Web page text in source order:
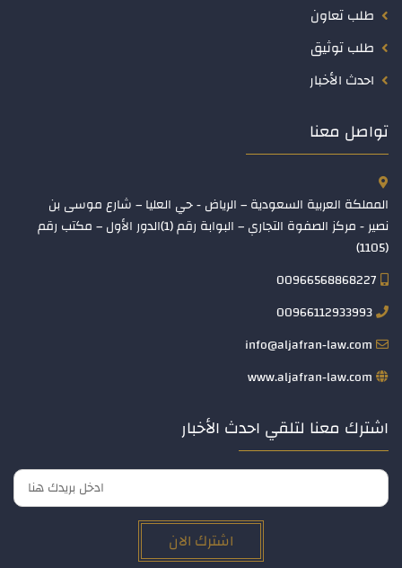
طلب تعاون
طلب توثيق
احدث الأخبار
تواصل معنا
المملكة العربية السعودية – الرياض - حي العليا – شارع موسى بن
نصير - مركز الصفوة التجاري – البوابة رقم (1)الدور الأول – مكتب رقم
(1105)
00966568868227
00966112933993
info@aljafran-law.com
www.aljafran-law.com
اشترك معنا لتلقي احدث الأخبار
اشترك الان